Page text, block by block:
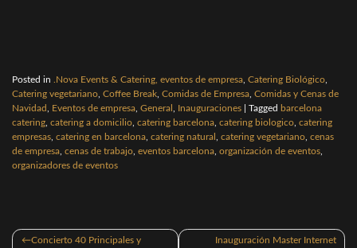
Posted in .Nova Events & Catering, eventos de empresa, Catering Biológico,
Catering vegetariano, Coffee Break, Comidas de Empresa, Comidas y Cenas de
Navidad, Eventos de empresa, General , Inauguraciones Tagged barcelona
catering, catering a domicilio, catering barcelona, catering biologico, catering
empresas, catering en barcelona, catering natural , catering vegetariano, cenas
de empresa, cenas de trabajo, eventos barcelona, organización de eventos,
organizadores de eventos
Navegación
Concierto 40 Principales y Inauguración Master Internet